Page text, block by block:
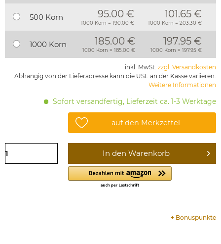
500 Korn 95.00 €
1000 Korn = 190.00 €
101.65 €
1000 Korn = 203.30 €
1000 Korn 185.00 €
1000 Korn = 185.00 €
197.95 €
1000 Korn = 197.95 €
inkl. MwSt. zzgl. Versandkosten
Abhängig von der Lieferadresse kann die USt. an der Kasse variieren.
Weitere Informationen
Sofort versandfertig, Lieferzeit ca. 1-3 Werktage
auf den Merkzettel
In den Warenkorb
+ Bonuspunkte